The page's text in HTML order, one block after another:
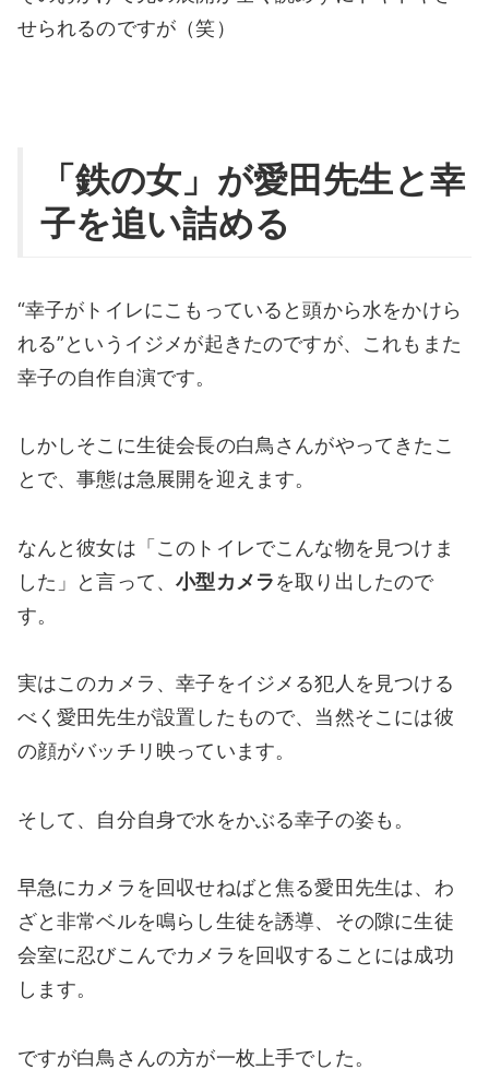
せられるのですが（笑）
「鉄の女」が愛田先生と幸
子を追い詰める
“幸子がトイレにこもっていると頭から水をかけら
れる”というイジメが起きたのですが、これもまた
幸子の自作自演です。
しかしそこに生徒会長の白鳥さんがやってきたこ
とで、事態は急展開を迎えます。
なんと彼女は「このトイレでこんな物を見つけま
した」と言って、小型カメラを取り出したので
す。
実はこのカメラ、幸子をイジメる犯人を見つける
べく愛田先生が設置したもので、当然そこには彼
の顔がバッチリ映っています。
そして、自分自身で水をかぶる幸子の姿も。
早急にカメラを回収せねばと焦る愛田先生は、わ
ざと非常ベルを鳴らし生徒を誘導、その隙に生徒
会室に忍びこんでカメラを回収することには成功
します。
ですが白鳥さんの方が一枚上手でした。